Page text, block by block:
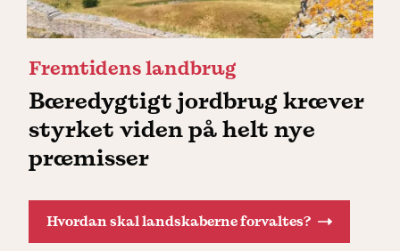
Fremtidens landbrug
Bæredygtigt jordbrug kræver
styrket viden på helt nye
præmisser
Hvordan skal landskaberne forvaltes?